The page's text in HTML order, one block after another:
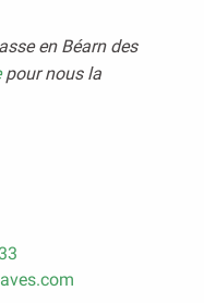
en Béarn des
pour nous la